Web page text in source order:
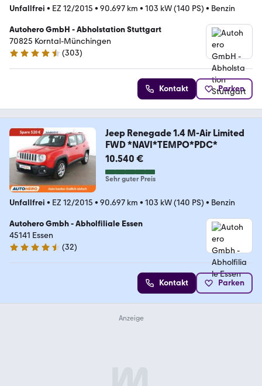
Unfallfrei • EZ 12/2015 • 90.697 km • 103 kW (140 PS) • Benzin
Autohero GmbH - Abholstation Stuttgart
70825 Korntal-Münchingen
4.4 Sterne
(303)
Kontakt Parken
Jeep Renegade 1.4 M-Air Limited
FWD *NAVI*TEMPO*PDC*
10.540 €
Sehr guter Preis
Unfallfrei • EZ 12/2015 • 90.697 km • 103 kW (140 PS) • Benzin
Autohero Gmbh - Abholfiliale Essen
45141 Essen
4.7 Sterne
(32)
Kontakt Parken